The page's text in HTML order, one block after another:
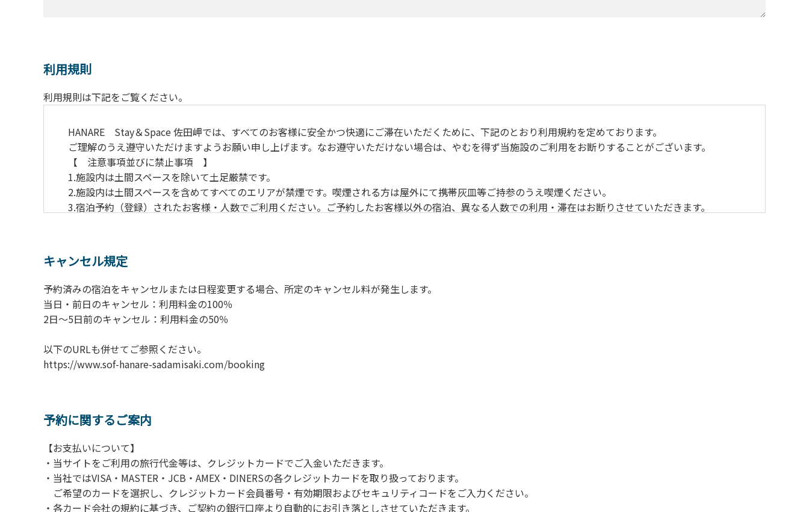
利用規則
利用規則は下記をご覧ください。
HANARE Stay＆Space 佐田岬では、すべてのお客様に安全かつ快適にご滞在いただくために、下記のとおり利用規約を定めております。
ご理解のうえ遵守いただけますようお願い申し上げます。なお遵守いただけない場合は、やむを得ず当施設のご利用をお断りすることがございます。
【 注意事項並びに禁止事項 】
1.施設内は土間スペースを除いて土足厳禁です。
2.施設内は土間スペースを含めてすべてのエリアが禁煙です。喫煙される方は屋外にて携帯灰皿等ご持参のうえ喫煙ください。
3.宿泊予約（登録）されたお客様・人数でご利用ください。ご予約したお客様以外の宿泊、異なる人数での利用・滞在はお断りさせていただきます。
6.敷地内の地面での直火によるBBQ等はご遠慮願います。
7.BBQ及び焚火台の利用後は炭の鎮火の確認は必ずお願いいたします。
8.施設内外で騒ぎたてることは固く禁止させていただきます。
キャンセル規定
予約済みの宿泊をキャンセルまたは日程変更する場合、所定のキャンセル料が発生します。
当日・前日のキャンセル：利用料金の100％
​2日～5日前のキャンセル：利用料金の50％
以下のURLも併せてご参照ください。
https://www.sof-hanare-sadamisaki.com/booking
予約に関するご案内
【お支払いについて】
・当サイトをご利用の旅行代金等は、クレジットカードでご入金いただきます。
・当社ではVISA・MASTER・JCB・AMEX・DINERSの各クレジットカードを取り扱っております。
ご希望のカードを選択し、クレジットカード会員番号・有効期限およびセキュリティコードをご入力ください。
・各カード会社の規約に基づき、ご契約の銀行口座より自動的にお引き落としさせていただきます。